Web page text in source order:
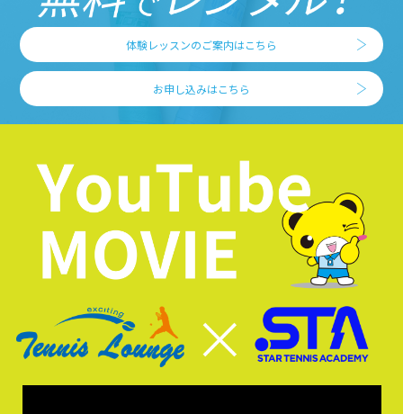
体験レッスンのご案内はこちら
お申し込みはこちら